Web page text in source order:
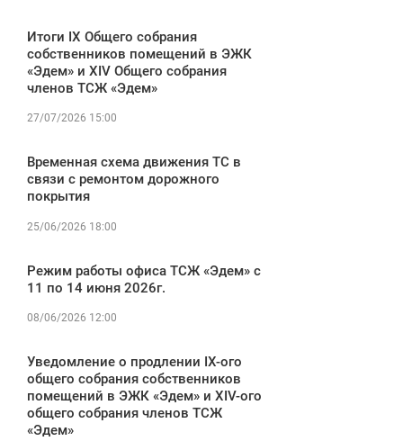
Итоги IX Общего собрания
собственников помещений в ЭЖК
«Эдем» и XIV Общего собрания
членов ТСЖ «Эдем»
27/07/2026 15:00
Временная схема движения ТС в
связи с ремонтом дорожного
покрытия
25/06/2026 18:00
Режим работы офиса ТСЖ «Эдем» с
11 по 14 июня 2026г.
08/06/2026 12:00
Уведомление о продлении IX-ого
общего собрания собственников
помещений в ЭЖК «Эдем» и XIV-ого
общего собрания членов ТСЖ
«Эдем»